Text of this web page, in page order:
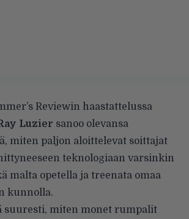
Reviewin haastattelussa
Luzier sanoo olevansa
miten paljon aloittelevat soittajat
teknologiaan varsinkin
malta opetella ja treenata omaa
kunnolla.
suuresti, miten monet rumpalit